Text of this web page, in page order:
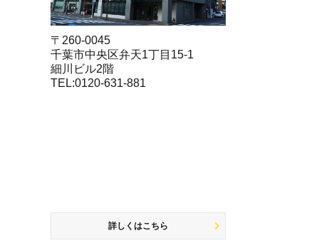
〒260-0045
千葉市中央区弁天1丁目15-1
細川ビル2階
TEL:0120-631-881
詳しくはこちら